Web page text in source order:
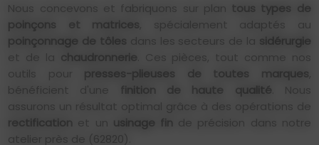
Nous concevons et fabriquons sur plan tous types de
poinçons et matrices
, spécialement adaptés au
poinçonnage de tôles
dans les secteurs de la
sidérurgie
et de la
chaudronnerie
outils pour
presses-plieuses de toutes marques,
bénéficient d'une
finition de haute qualité
. Nous
assurons un résultat optimal grâce à des opérations de
rectification
usinage fin
de précision dans notre
atelier près de